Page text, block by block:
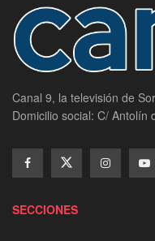
Canal 9, la televisión de
Domicilio social: C/ Antolín
SECCIONES